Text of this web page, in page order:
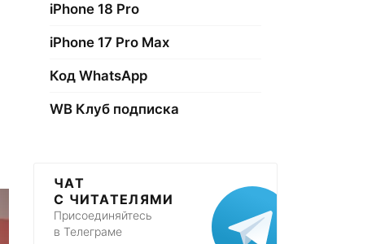
iPhone 18 Pro
iPhone 17 Pro Max
Код WhatsApp
WB Клуб подписка
ЧАТ
С ЧИТАТЕЛЯМИ
Присоединяйтесь
в Телеграме